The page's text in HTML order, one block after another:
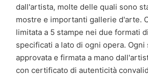
dall'artista, molte delle quali sono
mostre e importanti gallerie d'arte.
limitata a 5 stampe nei due formati
specificati a lato di ogni opera. Ogni
approvata e firmata a mano
con certificato di autenticità